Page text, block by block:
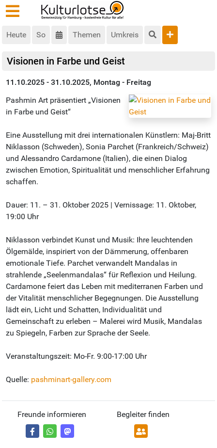
Heute So Themen Umkreis
Visionen in Farbe und Geist
11.10.2025 - 31.10.2025, Montag - Freitag
Pashmin Art präsentiert „Visionen
in Farbe und Geist“
Eine Ausstellung mit drei internationalen Künstlern: Maj-Britt
Niklasson (Schweden), Sonia Parchet (Frankreich/Schweiz)
und Alessandro Cardamone (Italien), die einen Dialog
zwischen Emotion, Spiritualität und menschlicher Erfahrung
schaffen.
Dauer: 11. – 31. Oktober 2025 | Vernissage: 11. Oktober,
19:00 Uhr
Niklasson verbindet Kunst und Musik: Ihre leuchtenden
Ölgemälde, inspiriert von der Dämmerung, offenbaren
emotionale Tiefe. Parchet verwandelt Mandalas in
strahlende „Seelenmandalas“ für Reflexion und Heilung.
Cardamone feiert das Leben mit mediterranen Farben und
der Vitalität menschlicher Begegnungen. Die Ausstellung
lädt ein, Licht und Schatten, Individualität und
Gemeinschaft zu erleben – Malerei wird Musik, Mandalas
zu Spiegeln, Farben zur Sprache der Seele.
Veranstaltungszeit: Mo-Fr. 9:00-17:00 Uhr
Quelle: pashminart-gallery.com
Freunde informieren Begleiter finden